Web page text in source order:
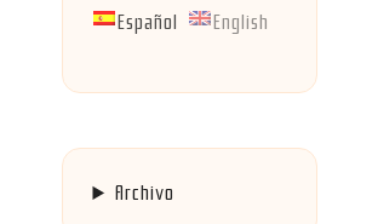
Español English
Archivo